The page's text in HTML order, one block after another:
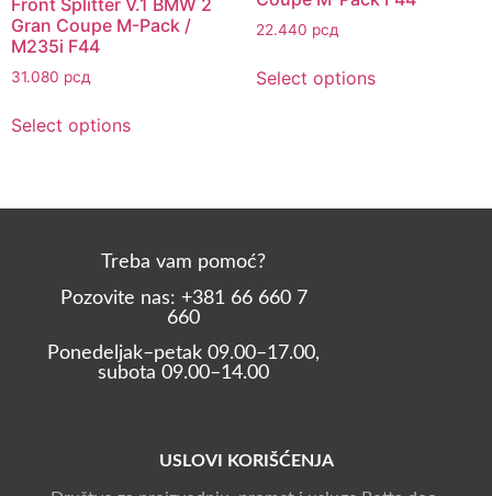
Gran Coupe M-Pack /
M235i F44
31.080 рсд
Select options
22.440 рсд
Select options
USLOVI KORIŠĆENJA
Treba vam pomoć?
Pozovite nas: +381 66 660 7
660
Ponedeljak–petak 09.00–17.00,
subota 09.00–14.00